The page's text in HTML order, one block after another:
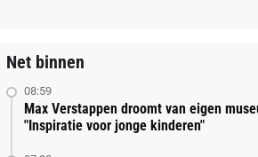
Net binnen
08:59
Max Verstappen droomt van eigen
"Inspiratie voor jonge kinderen"